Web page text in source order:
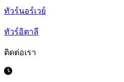
ทัวร์นอร์เวย์
ทัวร์อิตาลี
ติดต่อเรา